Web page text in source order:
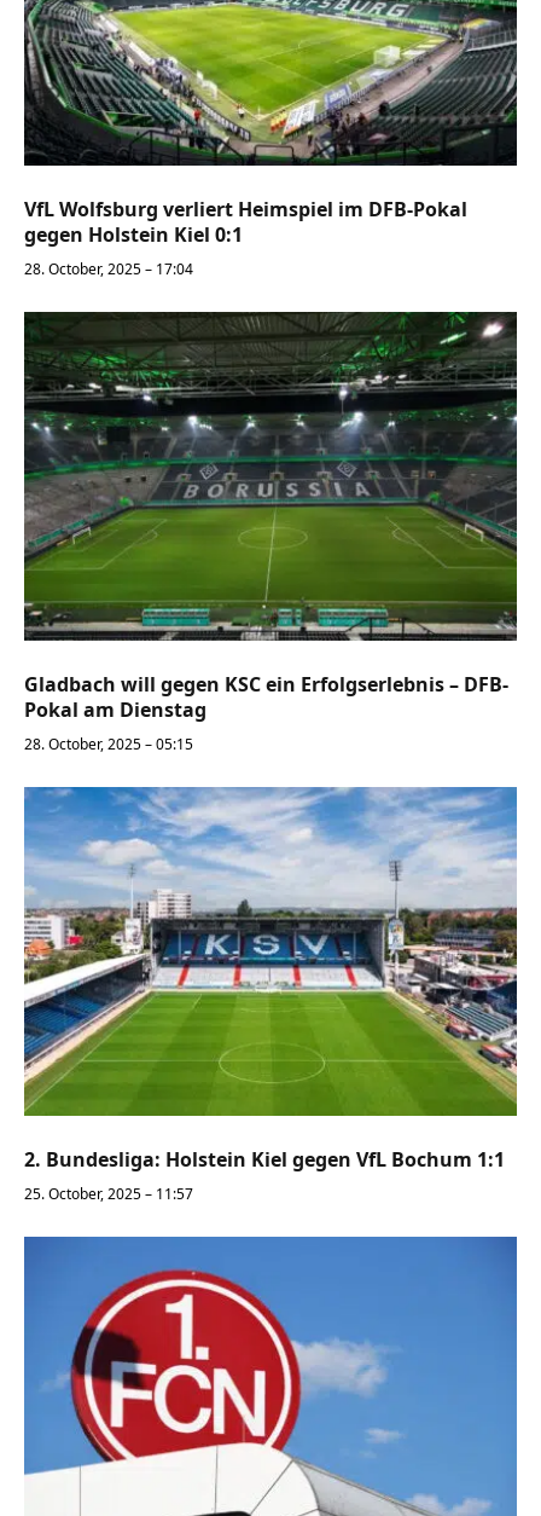
VfL Wolfsburg verliert Heimspiel im DFB-Pokal
gegen Holstein Kiel 0:1
28. October, 2025 – 17:04
Gladbach will gegen KSC ein Erfolgserlebnis – DFB-
Pokal am Dienstag
28. October, 2025 – 05:15
2. Bundesliga: Holstein Kiel gegen VfL Bochum 1:1
25. October, 2025 – 11:57